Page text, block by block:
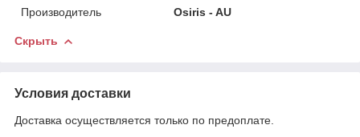
Производитель
Osiris - AU
Скрыть
Условия доставки
Доставка осуществляется только по предоплате.